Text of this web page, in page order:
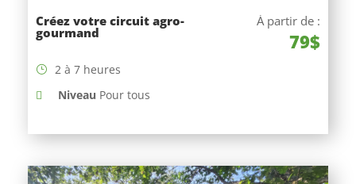
Créez votre circuit agro-
gourmand
À partir de :
79$
2 à 7 heures
Niveau Pour tous